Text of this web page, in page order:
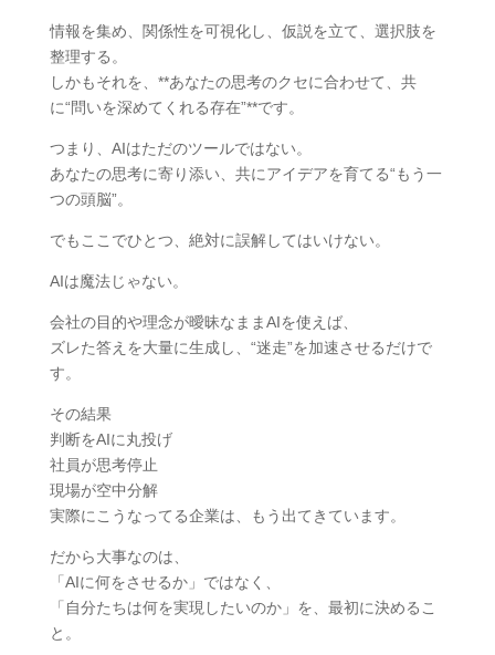
情報を集め、関係性を可視化し、仮説を立て、選択肢を
整理する。
しかもそれを、**あなたの思考のクセに合わせて、共
に“問いを深めてくれる存在”**です。
つまり、AIはただのツールではない。
あなたの思考に寄り添い、共にアイデアを育てる“もう一
つの頭脳”。
でもここでひとつ、絶対に誤解してはいけない。
AIは魔法じゃない。
会社の目的や理念が曖昧なままAIを使えば、
ズレた答えを大量に生成し、“迷走”を加速させるだけで
す。
その結果
判断をAIに丸投げ
社員が思考停止
現場が空中分解
実際にこうなってる企業は、もう出てきています。
だから大事なのは、
「AIに何をさせるか」ではなく、
「自分たちは何を実現したいのか」を、最初に決めるこ
と。